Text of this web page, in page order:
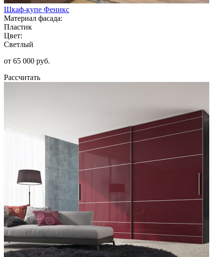
Шкаф-купе Феникс
Материал фасада:
Пластик
Цвет:
Светлый
от 65 000 руб.
Рассчитать